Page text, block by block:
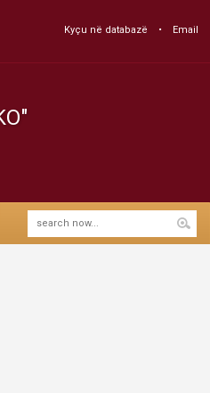
Kyçu në databazë Email